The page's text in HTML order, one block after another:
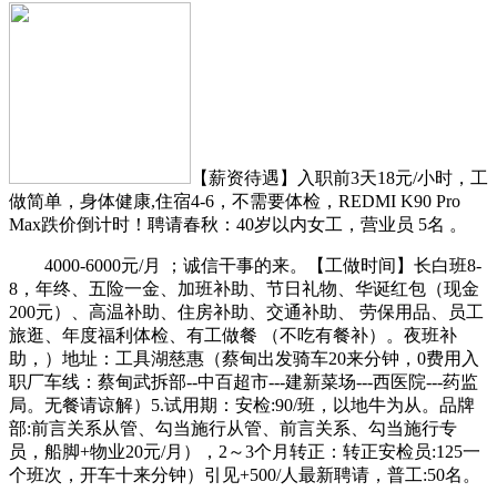
【薪资待遇】入职前3天18元/小时，工
做简单，身体健康,住宿4-6，不需要体检，REDMI K90 Pro
Max跌价倒计时！聘请春秋：40岁以内女工，营业员 5名 。
4000-6000元/月 ；诚信干事的来。【工做时间】长白班8-
8，年终、五险一金、加班补助、节日礼物、华诞红包（现金
200元）、高温补助、住房补助、交通补助、 劳保用品、员工
旅逛、年度福利体检、有工做餐 （不吃有餐补）。夜班补
助，）地址：工具湖慈惠（蔡甸出发骑车20来分钟，0费用入
职厂车线：蔡甸武拆部--中百超市---建新菜场---西医院---药监
局。无餐请谅解）5.试用期：安检:90/班，以地牛为从。品牌
部:前言关系从管、勾当施行从管、前言关系、勾当施行专
员，船脚+物业20元/月），2～3个月转正：转正安检员:125一
个班次，开车十来分钟）引见+500/人最新聘请，普工:50名。